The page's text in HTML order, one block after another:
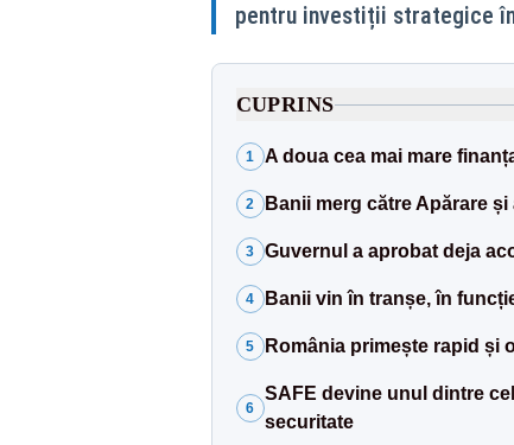
pentru investiții strategice
CUPRINS
1 A doua cea mai mare
2 Banii merg către Apărare și
3 Guvernul a aprobat deja
4 Banii vin în tranșe, în
5 România primește rapid și
6
SAFE devine unul dintre
securitate